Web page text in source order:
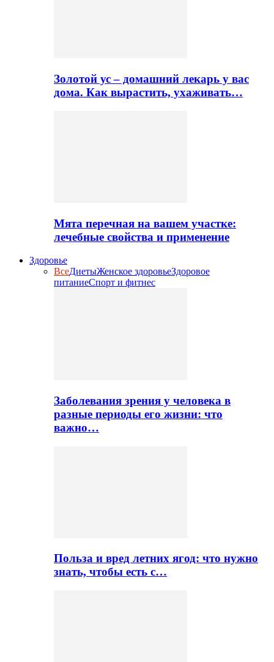
Золотой ус – домашний лекарь у вас
дома. Как вырастить, ухаживать…
Мята перечная на вашем участке:
лечебные свойства и применение
Здоровье
ВсеДиетыЖенское здоровьеЗдоровое
питаниеСпорт и фитнес
Заболевания зрения у человека в
разные периоды его жизни: что
важно…
Польза и вред летних ягод: что нужно
знать, чтобы есть с…